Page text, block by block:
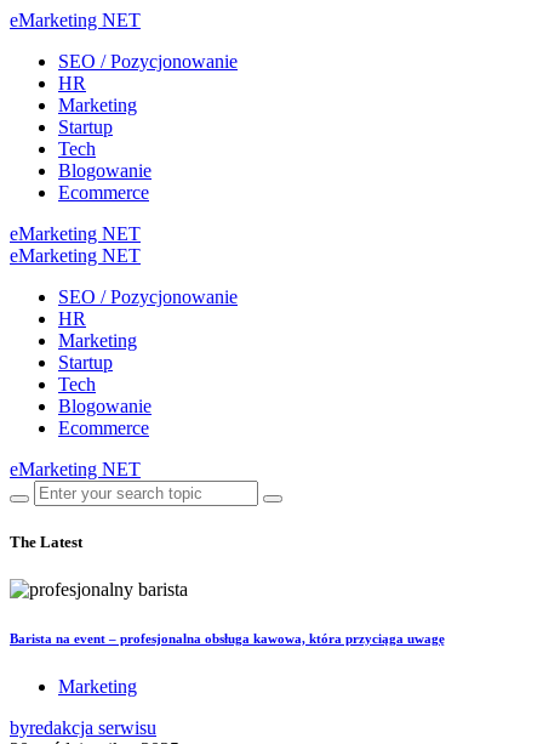
eMarketing NET
SEO / Pozycjonowanie
HR
Marketing
Startup
Tech
Blogowanie
Ecommerce
eMarketing NET
eMarketing NET
SEO / Pozycjonowanie
HR
Marketing
Startup
Tech
Blogowanie
Ecommerce
eMarketing NET
The Latest
Barista na event – profesjonalna obsługa kawowa, która przyciąga uwagę
Marketing
byredakcja serwisu